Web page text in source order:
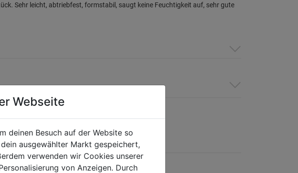
Sehr leicht, abtriebfest, formstabil, saugt keine Feuchtigkeit auf, sehr gute
Webseite
deinen Besuch auf der Website so
ausgewählter Markt gespeichert,
verwenden wir Cookies unserer
von Anzeigen. Durch